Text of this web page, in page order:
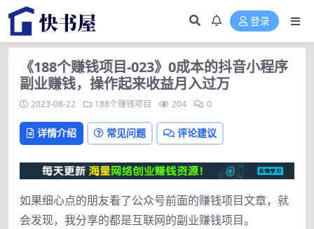
登录
《188个赚钱项目-023》0成本的抖音小程序
副业赚钱，操作起来收益月入过万
2023-08-22 188个赚钱项目 204 0
详情介绍 常见问题 评论建议
如果细心点的朋友看了公众号前面的赚钱项目文章，就
会发现，我分享的都是互联网的副业赚钱项目。